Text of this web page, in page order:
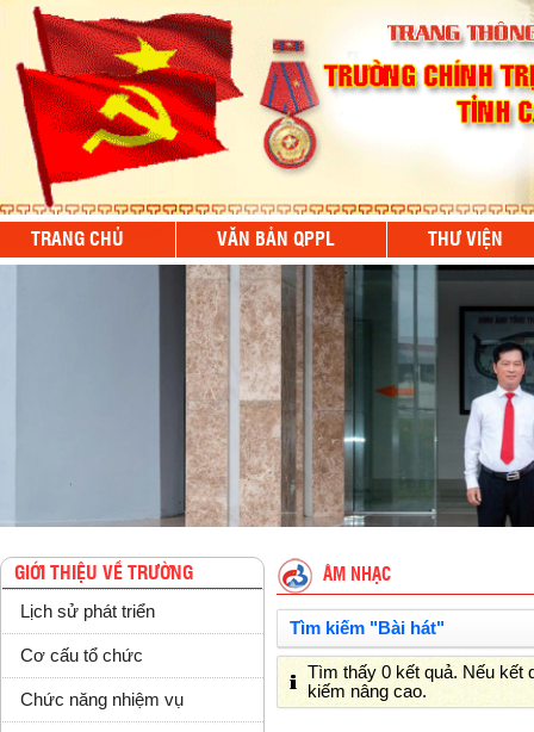
TRANG CHỦ VĂN BẢN QPPL THƯ VIỆN
GIỚI THIỆU VỀ TRƯỜNG
Lịch sử phát triển
Cơ cấu tổ chức
Chức năng nhiệm vụ
ÂM NHẠC
Tìm kiếm "Bài hát"
Tìm thấy 0 kết quả. Nếu kết
kiếm nâng cao.